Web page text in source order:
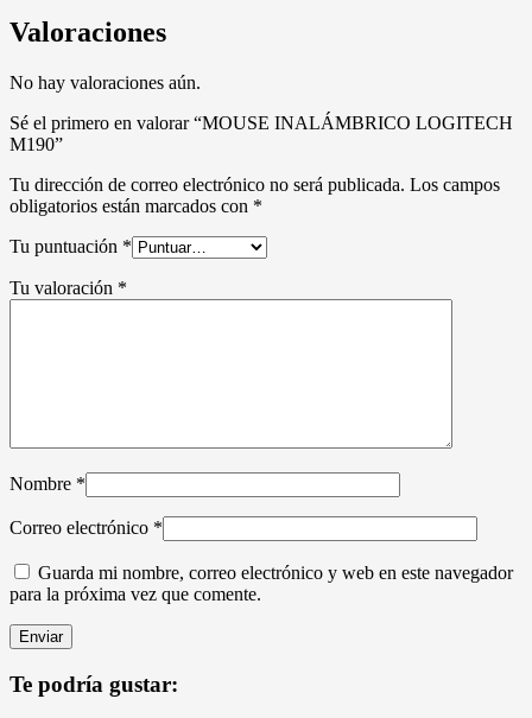
Valoraciones
No hay valoraciones aún.
Sé el primero en valorar “MOUSE INALÁMBRICO LOGITECH
M190”
Tu dirección de correo electrónico no será publicada. Los campos
obligatorios están marcados con *
Tu puntuación *
Tu valoración *
Nombre *
Correo electrónico *
Guarda mi nombre, correo electrónico y web en este navegador
para la próxima vez que comente.
Te podría gustar: